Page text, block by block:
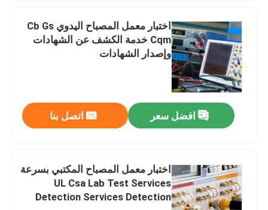
اختبار معمل المصباح اليدوي Cb Gs
Cqm خدمة الكشف عن الشهادات
وإصدار الشهادات
افضل سعر اتصل بنا
اختبار معمل المصباح المكتبي بسرعة
UL Csa Lab Test Services
Detection Services Detection